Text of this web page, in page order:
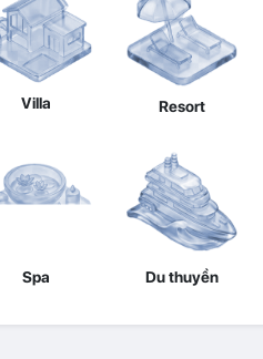
Villa Resort
Spa Du thuyền